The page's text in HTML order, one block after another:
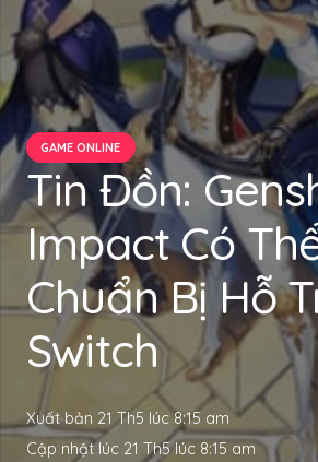
GAME ONLINE
Tin Đồn:
Impact Có
Chuẩn Bị Hỗ
Switch
Xuất bản 21 Th5 lúc 8:15 am
Cập nhật lúc 21 Th5 lúc 8:15 am